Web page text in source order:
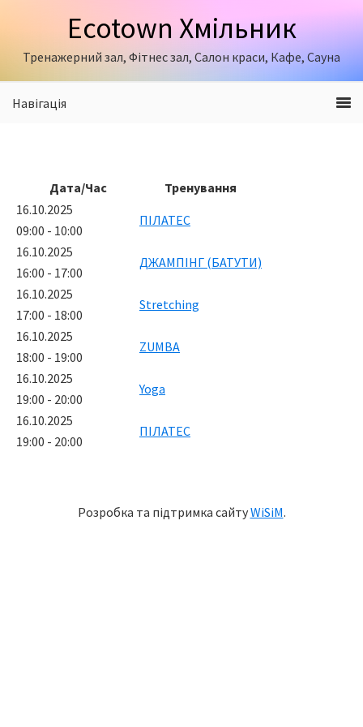
primary
content
Ecotown Хмільник
Тренажерний зал, Фітнес зал, Салон краси, Кафе, Сауна
Навігація
Дата/Час
Тренування
16.10.2025
09:00 - 10:00
ПІЛАТЕС
16.10.2025
16:00 - 17:00
ДЖАМПІНГ (БАТУТИ)
16.10.2025
17:00 - 18:00
Stretching
16.10.2025
18:00 - 19:00
ZUMBA
16.10.2025
19:00 - 20:00
Yoga
16.10.2025
19:00 - 20:00
ПІЛАТЕС
Розробка та підтримка сайтуWiSiM.